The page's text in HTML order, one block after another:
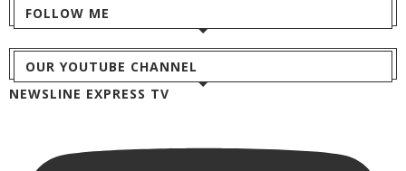
FOLLOW ME
OUR YOUTUBE CHANNEL
NEWSLINE EXPRESS TV